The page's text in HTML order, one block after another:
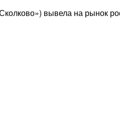
вывела на рынок